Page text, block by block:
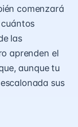
comenzará
las
aprenden el
aunque tu
sus